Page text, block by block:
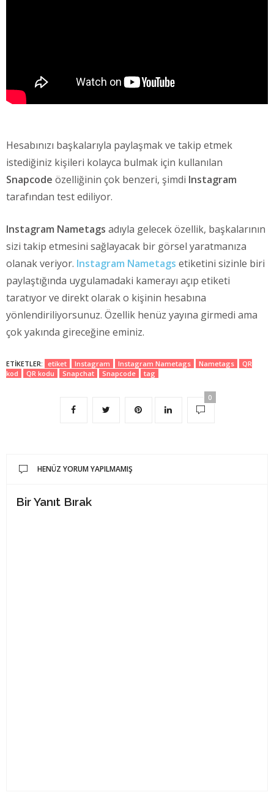
Hesabınızı başkalarıyla paylaşmak ve takip etmek
istediğiniz kişileri kolayca bulmak için kullanılan
Snapcode özelliğinin çok benzeri, şimdi Instagram
tarafından test ediliyor.
Instagram Nametags adıyla gelecek özellik, başkalarının
sizi takip etmesini sağlayacak bir görsel yaratmanıza
olanak veriyor. Instagram Nametags etiketini sizinle biri
paylaştığında uygulamadaki kamerayı açıp etiketi
taratıyor ve direkt olarak o kişinin hesabına
yönlendiriliyorsunuz. Özellik henüz yayına girmedi ama
çok yakında gireceğine eminiz.
ETIKETLER: etiket Instagram Instagram Nametags Nametags
QR
kod
QR kodu Snapchat Snapcode tag
0
HENÜZ YORUM YAPILMAMIŞ
Bir Yanıt Bırak